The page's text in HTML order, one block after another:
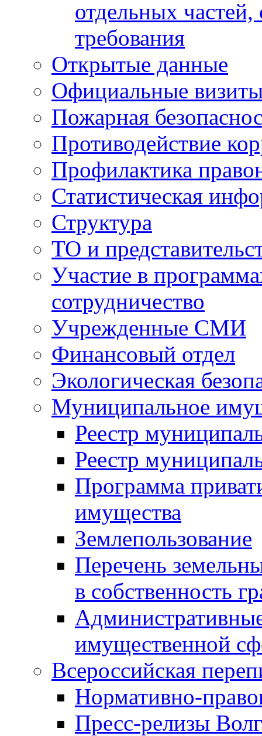
отдельных
требования
Открытые данные
Официальные
Пожарная
Противодействие
Профилактика
Статистическая
Структура
ТО и
Участие в
сотрудничество
Учрежденные СМИ
Финансовый отдел
Экологическая
Муниципальное
Реестр
Реестр
Программа
имущества
Землепользование
Перечень
в собственность
имущественной
Всероссийская
Нормативно-
Пресс-релизы